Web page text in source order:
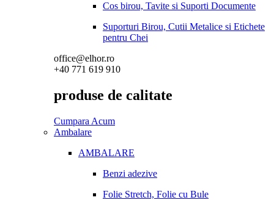
Cos birou, Tavite si Suporti Documente
Suporturi Birou, Cutii Metalice si Etichete
pentru Chei
office@elhor.ro
+40 771 619 910
produse de calitate
Cumpara Acum
Ambalare
AMBALARE
Benzi adezive
Folie Stretch, Folie cu Bule